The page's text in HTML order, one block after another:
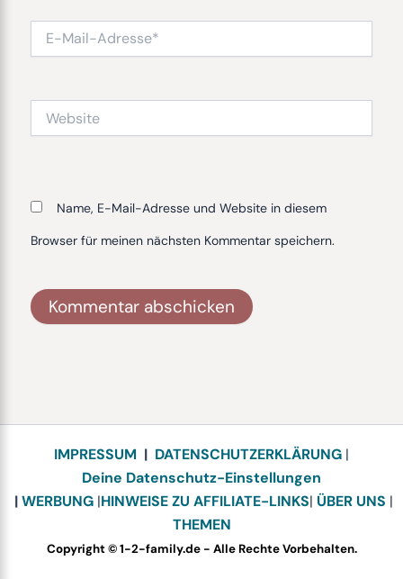
Mail-
Name, E-Mail-Adresse und Website in diesem
Browser für meinen nächsten Kommentar speichern.
IMPRESSUM | DATENSCHUTZERKLÄRUNG |
Deine Datenschutz-Einstellungen
|WERBUNG |HINWEISE ZU AFFILIATE-LINKS| ÜBER UNS |
THEMEN
Copyright © 1-2-family.de - Alle Rechte Vorbehalten.